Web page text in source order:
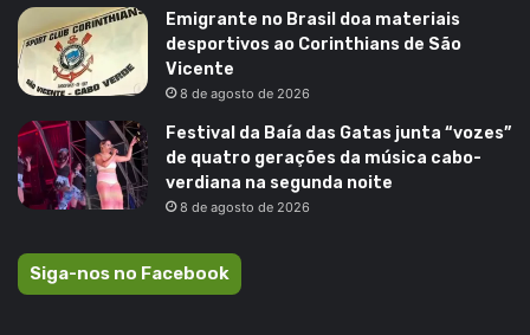
Emigrante no Brasil doa materiais
desportivos ao Corinthians de São
Vicente
8 de agosto de 2026
Festival da Baía das Gatas junta “vozes”
de quatro gerações da música cabo-
verdiana na segunda noite
8 de agosto de 2026
Siga-nos no Facebook